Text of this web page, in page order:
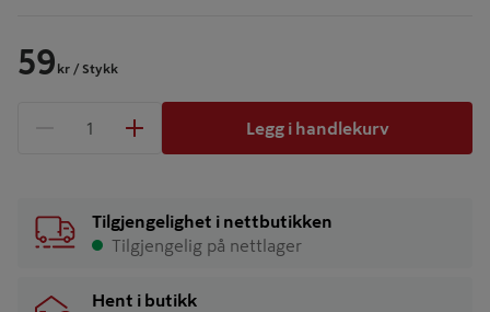
59 kr / Stykk
1 produkter
Legg i handlekurv
Tilgjengelighet i nettbutikken
Tilgjengelig på nettlager
Hent i butikk